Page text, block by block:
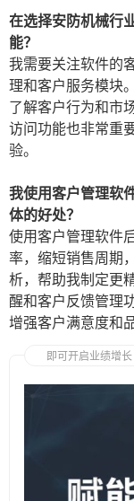
在选择安防机械行
能？
我需要关注软件的
理和客户服务模块
了解客户行为和市
访问功能也非常重
验。
我使用客户管理软
体的好处？
使用客户管理软件
率，缩短销售周期
析，帮助我制定更
醒和客户反馈管理
增强客户满意度和
即可开启业绩增长